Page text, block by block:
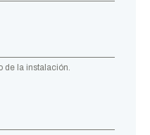
de la instalación.